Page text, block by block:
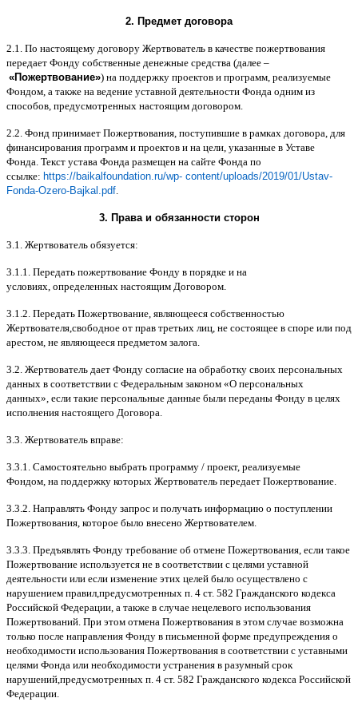
2. Предмет договора
2.1. По настоящему договору Жертвователь в качестве пожертвования
передает Фонду собственные денежные средства (далее –
«Пожертвование») на поддержку проектов и программ реализуемые
Фондом а также на ведение уставной деятельности Фонда одним из
способов предусмотренных настоящим договором
2.2. Фонд принимает Пожертвования поступившие в рамках договора для
финансирования программ и проектов и на цели указанные в Уставе
Фонда Текст устава Фонда размещен на сайте Фонда по
ссылке: https://baikalfoundation.ru/wp- content/uploads/2019/01/Ustav-
Fonda-Ozero-Bajkal.pdf
3. Права и обязанности сторон
3.1. Жертвователь обязуется:
3.1.1. Передать пожертвование Фонду в порядке и на
условиях определенных настоящим Договором
3.1.2. Передать Пожертвование являющееся собственностью
Жертвователя свободное от прав третьих лиц не состоящее в споре или под
арестом не являющееся предметом залога
3.2. Жертвователь дает Фонду согласие на обработку своих персональных
данных в соответствии с Федеральным законом «О персональных
данных», если такие персональные данные были переданы Фонду в целях
исполнения настоящего Договора
3.3. Жертвователь вправе:
3.3.1. Самостоятельно выбрать программу / проект, реализуемые
Фондом на поддержку которых Жертвователь передает Пожертвование
3.3.2. Направлять Фонду запрос и получать информацию о поступлении
Пожертвования которое было внесено Жертвователем
3.3.3. Предъявлять Фонду требование об отмене Пожертвования если такое
Пожертвование используется не в соответствии с целями уставной
деятельности или если изменение этих целей было осуществлено с
нарушением правил предусмотренных п . 4 ст. 582 Гражданского кодекса
Российской Федерации а также в случае нецелевого использования
Пожертвований При этом отмена Пожертвования в этом случае возможна
только после направления Фонду в письменной форме предупреждения о
необходимости использования Пожертвования в соответствии с уставными
целями Фонда или необходимости устранения в разумный срок
нарушений предусмотренных п . 4 ст. 582 Гражданского кодекса Российской
Федерации